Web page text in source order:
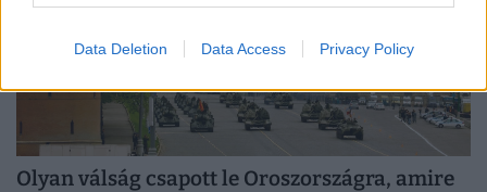
Data Deletion Data Access Privacy Policy
Olyan válság csapott le Oroszországra, amire